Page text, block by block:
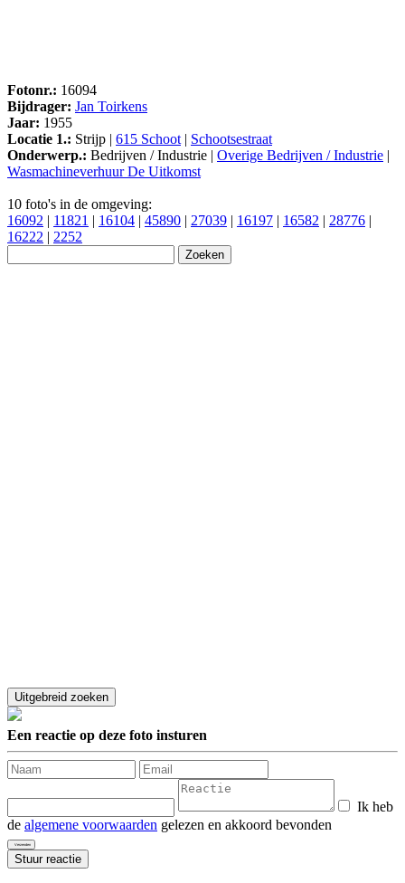
Fotonr.: 16094
Bijdrager: Jan Toirkens
Jaar: 1955
Locatie 1.: Strijp | 615 Schoot | Schootsestraat
Onderwerp.: Bedrijven / Industrie | Overige Bedrijven / Industrie |
Wasmachineverhuur De Uitkomst
10 foto's in de omgeving:
16092 | 11821 | 16104 | 45890 | 27039 | 16197 | 16582 | 28776 |
16222 | 2252
Een reactie op deze foto insturen
Ik heb
de algemene voorwaarden gelezen en akkoord bevonden